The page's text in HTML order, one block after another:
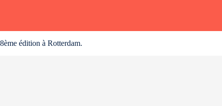
8ème édition à Rotterdam.